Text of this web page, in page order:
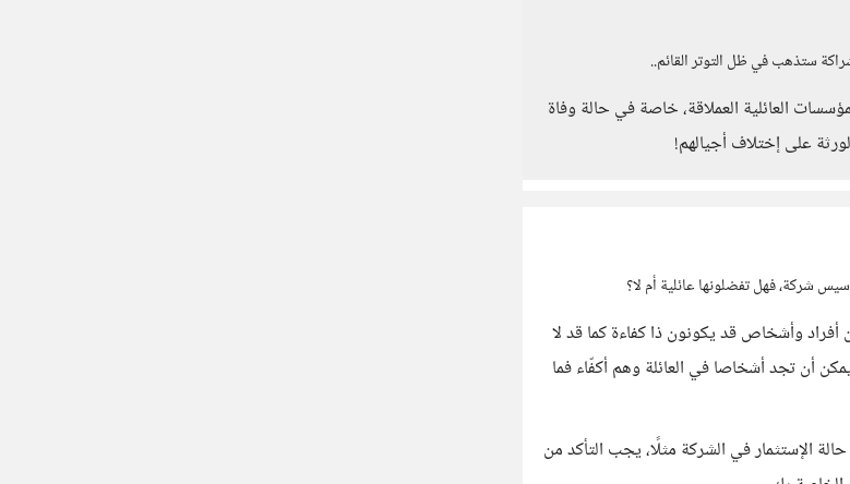
ستذهب في ظل التوتر القائم..
العائلية العملاقة، خاصة في حالة وفاة
على إختلاف أجيالهم!
شركة، فهل تفضلونها عائلية أم لا؟
أفراد وأشخاص قد يكونون ذا كفاءة كما قد لا
أن تجد أشخاصا في العائلة وهم أكفّاء فما
الإستثمار في الشركة مثلًا، يجب التأكد من